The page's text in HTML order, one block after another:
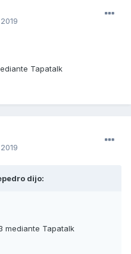
Tapatalk
dijo:
mediante Tapatalk